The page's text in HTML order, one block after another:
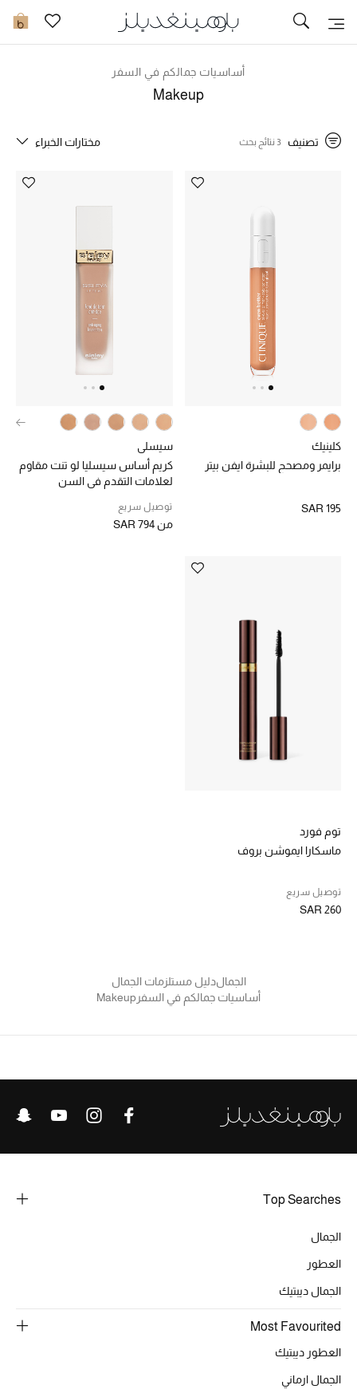
0 توصيل سريع
ما وصلنا حديثاً
الحقائب النسائية
المجوهرات
عرض جميع المنتجات
ركن أناقة المنتجعات
جميع إصدارتنا النسائية
تشكيلة المناسبات للنساء
الملابس الرياضية النسائية
ركن الفخامة
جميع الأحذية النسائية
جميع الحقائب النسائية
موضة نسائية
أساسيات جمالكم في السفر
Makeup
تصنيف 3 نتائج بحث مختارات الخبراء
كلينيك
برايمر ومصحح للبشرة ايفن بيتر
SAR 195
سيسلي
كريم أساس سيسليا لو تنت مقاوم
لعلامات التقدم في السن
توصيل سريع
من SAR 794
توم فورد
ماسكارا ايموشن بروف
توصيل سريع
SAR 260
الجمالدليل مستلزمات الجمال
أساسيات جمالكم في السفر Makeup
Top Searches
الجمال
العطور
الجمال ديبتيك
Most Favourited
العطور ديبتيك
الجمال ارماني